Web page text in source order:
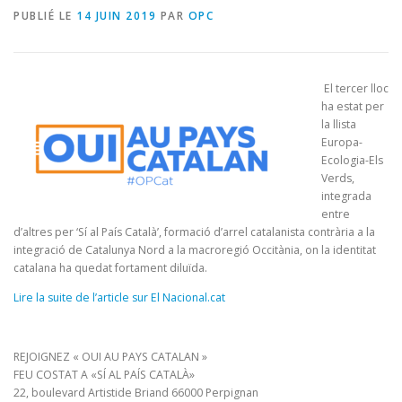
PUBLIÉ LE 14 JUIN 2019 PAR OPC
El tercer lloc
ha estat per
la llista
Europa-
Ecologia-Els
Verds,
integrada
entre
d’altres per ‘Sí al País Català’, formació d’arrel catalanista contrària a la
integració de Catalunya Nord a la macroregió Occitània, on la identitat
catalana ha quedat fortament diluïda.
Lire la suite de l’article sur El Nacional.cat
REJOIGNEZ « OUI AU PAYS CATALAN »
FEU COSTAT A «SÍ AL PAÍS CATALÀ»
22, boulevard Artistide Briand 66000 Perpignan